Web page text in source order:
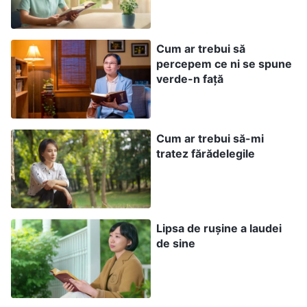
bănuieli, cugetând mereu: «De ce fac mereu
cercetări și caută să afle mai multe? Oare nu au
încredere în mine și mă privesc cu dispreț?
Dacă nu au încredere în mine, n-ar trebui să mă
folosească!» Ei nu înțeleg niciodată cercetările
și supravegherea Celui de mai sus,
împotrivindu-se. Oare astfel de oameni au
rațiune? De ce nu-i permit Celui de mai sus să
facă cercetări și să-i supravegheze? Mai mult,
de ce sunt potrivnici și sfidători? Care este
problema aici? Nu le pasă dacă îndeplinirea
datoriei lor este eficientă sau dacă va îngreuna
progresul lucrării. Nu caută adevărurile-principii
Cum ar trebui să
percepem ce ni se spune
verde-n față
Cum ar trebui să-mi
tratez fărădelegile
Lipsa de rușine a laudei
de sine